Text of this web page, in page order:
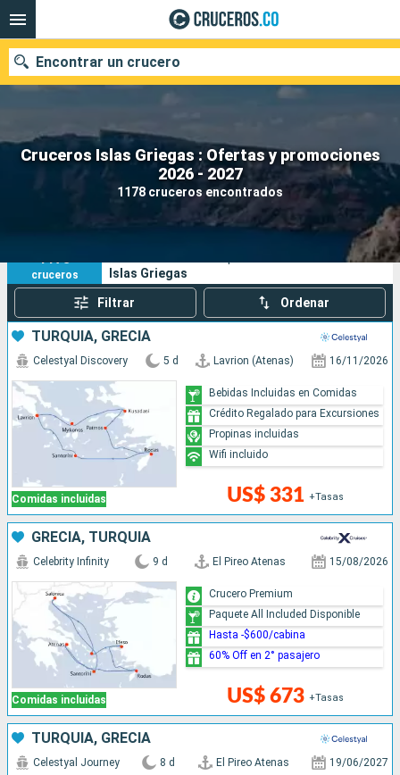
Cruceros Islas Griegas : Ofertas y promociones
2026 - 2027
1178 cruceros encontrados
Encontrar un crucero
Buscar
1178
cruceros
Islas Griegas
Filtrar Ordenar
TURQUÍA, GRECIA
Comidas incluidas
Celestyal Discovery 5 d Lavrion (Atenas) 16/11/2026
US$ 331 +Tasas
Bebidas Incluidas en Comidas
Crédito Regalado para Excursiones
Propinas incluidas
Wifi incluido
GRECIA, TURQUÍA
Comidas incluidas
Celebrity Infinity 9 d El Pireo Atenas 15/08/2026
US$ 673 +Tasas
Crucero Premium
Paquete All Included Disponible
Hasta -$600/cabina
60% Off en 2° pasajero
TURQUÍA, GRECIA
Celestyal Journey 8 d El Pireo Atenas 19/06/2027